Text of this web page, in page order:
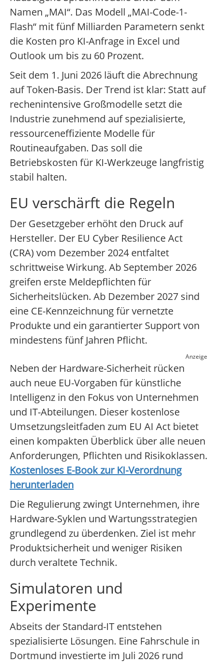
Namen „MAI“. Das Modell „MAI-Code-1-
Flash“ mit fünf Milliarden Parametern senkt
die Kosten pro KI-Anfrage in Excel und
Outlook um bis zu 60 Prozent.
Seit dem 1. Juni 2026 läuft die Abrechnung
auf Token-Basis. Der Trend ist klar: Statt auf
rechenintensive Großmodelle setzt die
Industrie zunehmend auf spezialisierte,
ressourceneffiziente Modelle für
Routineaufgaben. Das soll die
Betriebskosten für KI-Werkzeuge langfristig
stabil halten.
EU verschärft die Regeln
Der Gesetzgeber erhöht den Druck auf
Hersteller. Der EU Cyber Resilience Act
(CRA) vom Dezember 2024 entfaltet
schrittweise Wirkung. Ab September 2026
greifen erste Meldepflichten für
Sicherheitslücken. Ab Dezember 2027 sind
eine CE-Kennzeichnung für vernetzte
Produkte und ein garantierter Support von
mindestens fünf Jahren Pflicht.
Anzeige
Neben der Hardware-Sicherheit rücken
auch neue EU-Vorgaben für künstliche
Intelligenz in den Fokus von Unternehmen
und IT-Abteilungen. Dieser kostenlose
Umsetzungsleitfaden zum EU AI Act bietet
einen kompakten Überblick über alle neuen
Anforderungen, Pflichten und Risikoklassen.
Kostenloses E-Book zur KI-Verordnung
herunterladen
Die Regulierung zwingt Unternehmen, ihre
Hardware-Syklen und Wartungsstrategien
grundlegend zu überdenken. Ziel ist mehr
Produktsicherheit und weniger Risiken
durch veraltete Technik.
Simulatoren und
Experimente
Abseits der Standard-IT entstehen
spezialisierte Lösungen. Eine Fahrschule in
Dortmund investierte im Juli 2026 rund